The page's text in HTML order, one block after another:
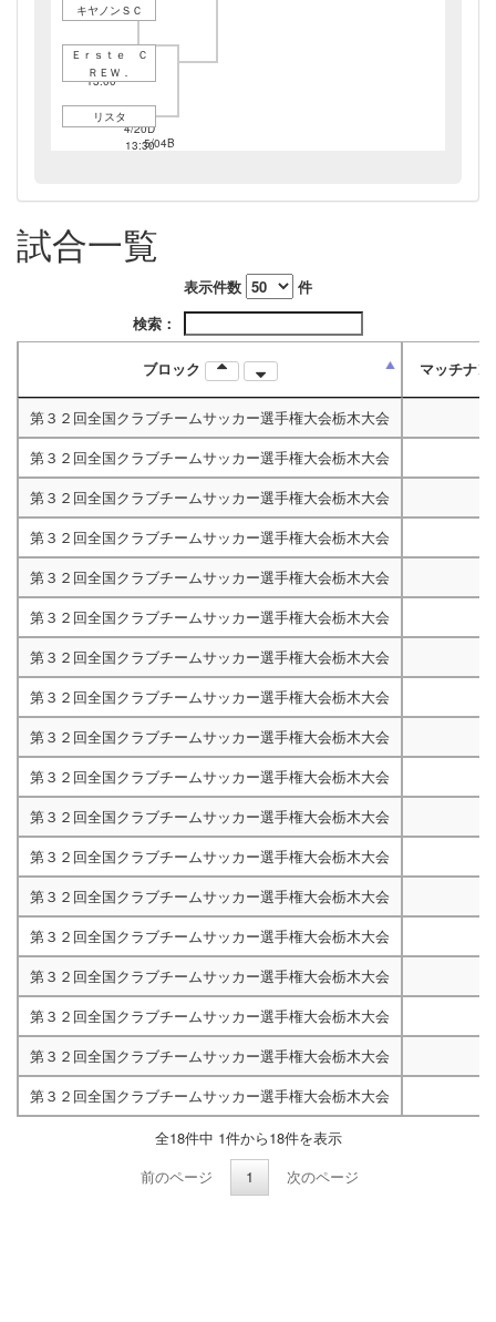
13:30
5/04B
4/20D
13:30
キヤノンＳＣ
13:00
Ｅｒｓｔｅ Ｃ
ＲＥＷ．
リスタ
試合一覧
表示件数
件
検索：
ブロック マッチナ
第３２回全国クラブチームサッカー選手権大会栃木大会
第３２回全国クラブチームサッカー選手権大会栃木大会
第３２回全国クラブチームサッカー選手権大会栃木大会
第３２回全国クラブチームサッカー選手権大会栃木大会
第３２回全国クラブチームサッカー選手権大会栃木大会
第３２回全国クラブチームサッカー選手権大会栃木大会
第３２回全国クラブチームサッカー選手権大会栃木大会
第３２回全国クラブチームサッカー選手権大会栃木大会
第３２回全国クラブチームサッカー選手権大会栃木大会
第３２回全国クラブチームサッカー選手権大会栃木大会
第３２回全国クラブチームサッカー選手権大会栃木大会
第３２回全国クラブチームサッカー選手権大会栃木大会
第３２回全国クラブチームサッカー選手権大会栃木大会
第３２回全国クラブチームサッカー選手権大会栃木大会
第３２回全国クラブチームサッカー選手権大会栃木大会
第３２回全国クラブチームサッカー選手権大会栃木大会
第３２回全国クラブチームサッカー選手権大会栃木大会
第３２回全国クラブチームサッカー選手権大会栃木大会
全18件中 1件から18件を表示
前のページ
1 次のページ